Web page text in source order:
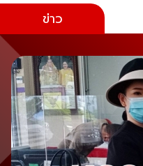
ข่าว